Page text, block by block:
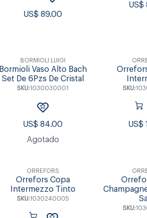
US$89.00
US$
BORMIOLI LUIGI
Bormioli Vaso Alto Bach
Set De 6Pzs De Cristal
SKU:1030030001
US$84.00
Agotado
SKU:
US$
ORREFORS
Orrefors Copa
Intermezzo Tinto
SKU:1030240005
SKU: